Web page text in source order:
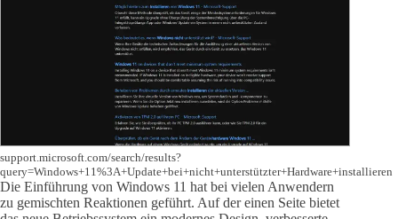
support.microsoft.com/search/results?
query=Windows+11%3A+Update+bei+nicht+unterstützter+Hardware+installieren
Die Einführung von Windows 11 hat bei vielen Anwendern
zu gemischten Reaktionen geführt. Auf der einen Seite bietet